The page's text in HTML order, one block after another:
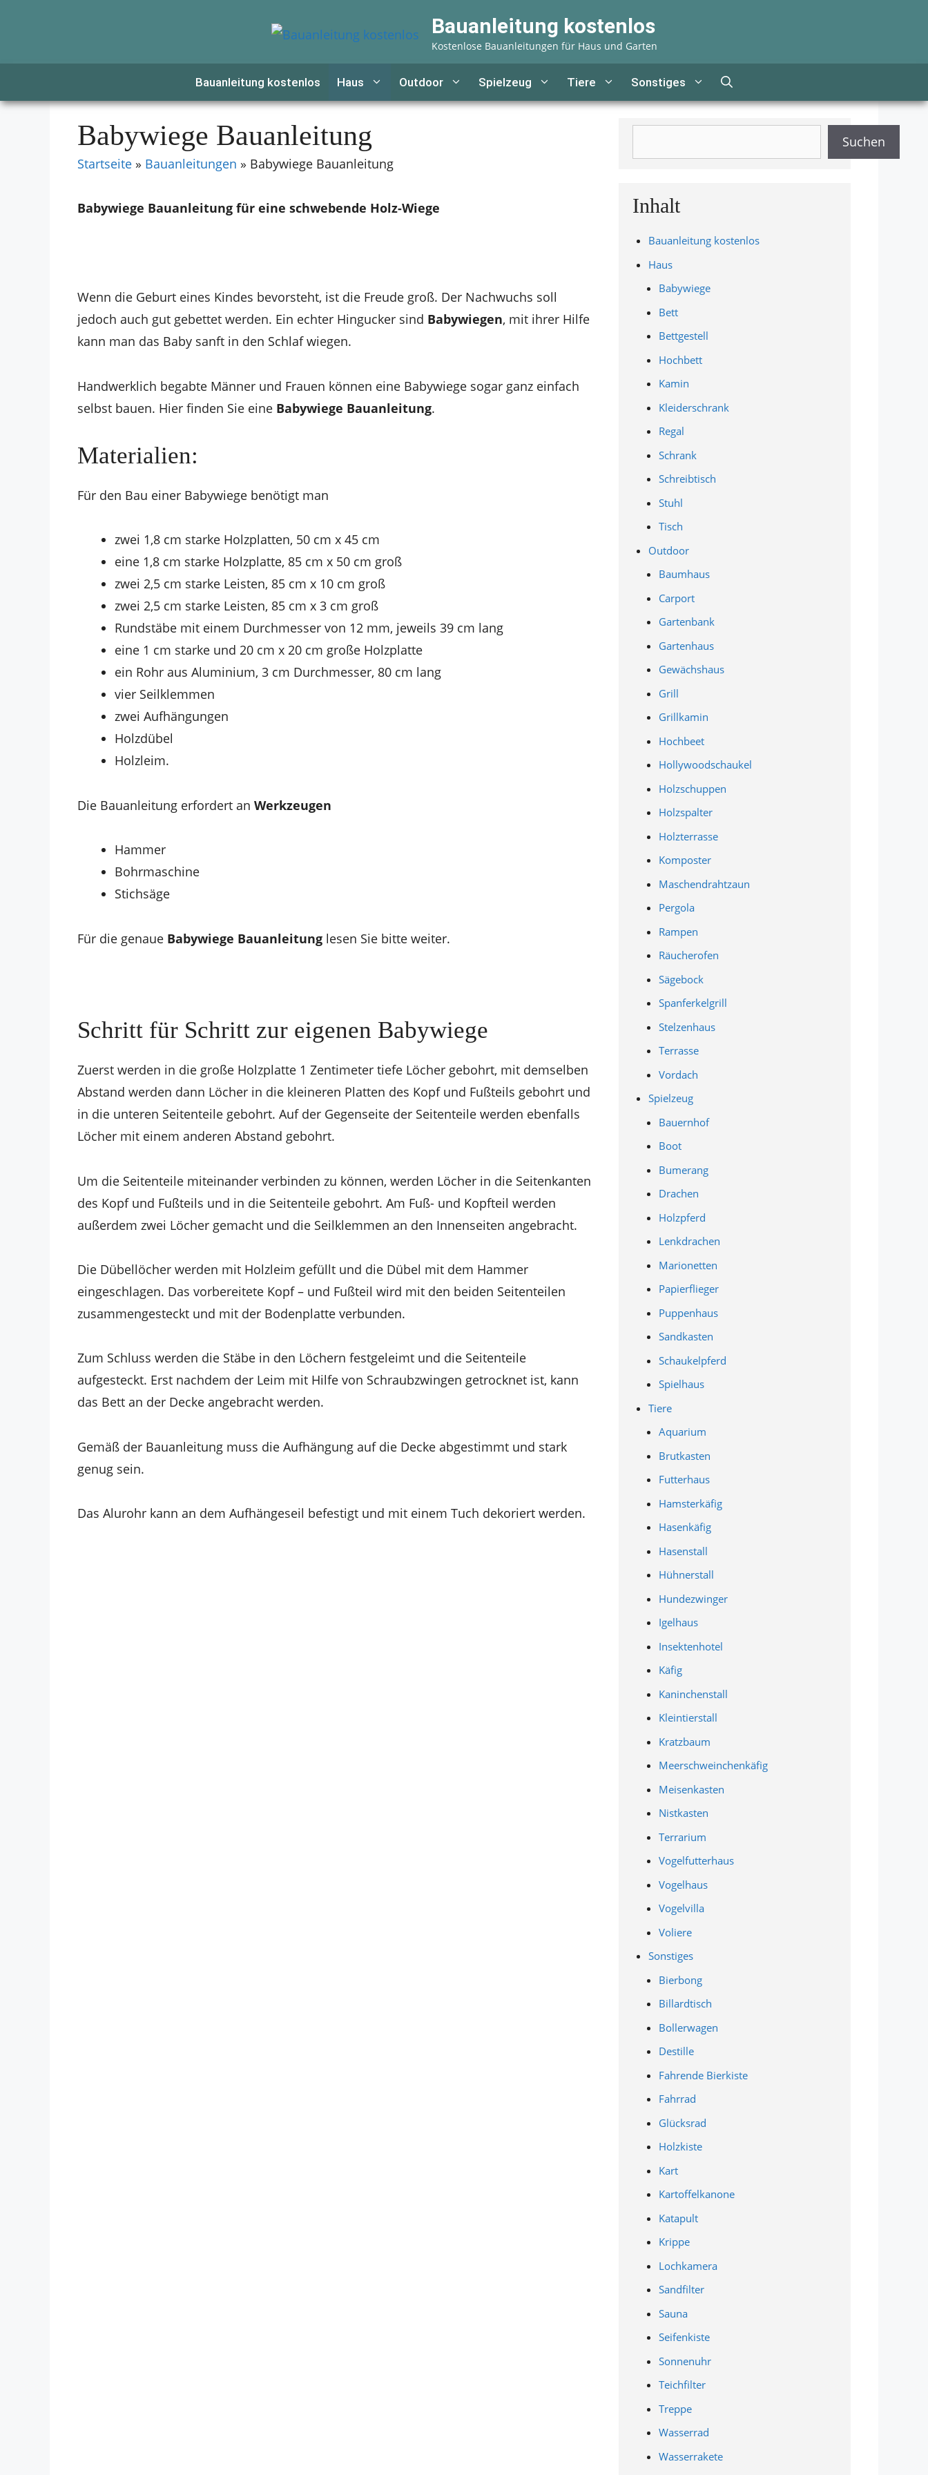
Bauanleitung kostenlos
Kostenlose Bauanleitungen für Haus und Garten
Bauanleitung kostenlos Haus Outdoor Spielzeug Tiere Sonstiges
Babywiege Bauanleitung
Startseite » Bauanleitungen » Babywiege Bauanleitung
Babywiege Bauanleitung für eine schwebende Holz-Wiege
Wenn die Geburt eines Kindes bevorsteht, ist die Freude groß. Der Nachwuchs soll
jedoch auch gut gebettet werden. Ein echter Hingucker sind Babywiegen, mit ihrer Hilfe
kann man das Baby sanft in den Schlaf wiegen.
Handwerklich begabte Männer und Frauen können eine Babywiege sogar ganz einfach
selbst bauen. Hier finden Sie eine Babywiege Bauanleitung.
Materialien:
Für den Bau einer Babywiege benötigt man
zwei 1,8 cm starke Holzplatten, 50 cm x 45 cm
eine 1,8 cm starke Holzplatte, 85 cm x 50 cm groß
zwei 2,5 cm starke Leisten, 85 cm x 10 cm groß
zwei 2,5 cm starke Leisten, 85 cm x 3 cm groß
Rundstäbe mit einem Durchmesser von 12 mm, jeweils 39 cm lang
eine 1 cm starke und 20 cm x 20 cm große Holzplatte
ein Rohr aus Aluminium, 3 cm Durchmesser, 80 cm lang
vier Seilklemmen
zwei Aufhängungen
Holzdübel
Holzleim.
Die Bauanleitung erfordert an Werkzeugen
Hammer
Bohrmaschine
Stichsäge
Für die genaue Babywiege Bauanleitung lesen Sie bitte weiter.
Schritt für Schritt zur eigenen Babywiege
Zuerst werden in die große Holzplatte 1 Zentimeter tiefe Löcher gebohrt, mit demselben
Abstand werden dann Löcher in die kleineren Platten des Kopf und Fußteils gebohrt und
in die unteren Seitenteile gebohrt. Auf der Gegenseite der Seitenteile werden ebenfalls
Löcher mit einem anderen Abstand gebohrt.
Um die Seitenteile miteinander verbinden zu können, werden Löcher in die Seitenkanten
des Kopf und Fußteils und in die Seitenteile gebohrt. Am Fuß- und Kopfteil werden
außerdem zwei Löcher gemacht und die Seilklemmen an den Innenseiten angebracht.
Die Dübellöcher werden mit Holzleim gefüllt und die Dübel mit dem Hammer
eingeschlagen. Das vorbereitete Kopf – und Fußteil wird mit den beiden Seitenteilen
zusammengesteckt und mit der Bodenplatte verbunden.
Zum Schluss werden die Stäbe in den Löchern festgeleimt und die Seitenteile
aufgesteckt. Erst nachdem der Leim mit Hilfe von Schraubzwingen getrocknet ist, kann
das Bett an der Decke angebracht werden.
Gemäß der Bauanleitung muss die Aufhängung auf die Decke abgestimmt und stark
genug sein.
Das Alurohr kann an dem Aufhängeseil befestigt und mit einem Tuch dekoriert werden.
Suchen
Inhalt
Bauanleitung kostenlos
Haus
Babywiege
Bett
Bettgestell
Hochbett
Kamin
Kleiderschrank
Regal
Schrank
Schreibtisch
Stuhl
Tisch
Outdoor
Baumhaus
Carport
Gartenbank
Gartenhaus
Gewächshaus
Grill
Grillkamin
Hochbeet
Hollywoodschaukel
Holzschuppen
Holzspalter
Holzterrasse
Komposter
Maschendrahtzaun
Pergola
Rampen
Räucherofen
Sägebock
Spanferkelgrill
Stelzenhaus
Terrasse
Vordach
Spielzeug
Bauernhof
Boot
Bumerang
Drachen
Holzpferd
Lenkdrachen
Marionetten
Papierflieger
Puppenhaus
Sandkasten
Schaukelpferd
Spielhaus
Tiere
Aquarium
Brutkasten
Futterhaus
Hamsterkäfig
Hasenkäfig
Hasenstall
Hühnerstall
Hundezwinger
Igelhaus
Insektenhotel
Käfig
Kaninchenstall
Kleintierstall
Kratzbaum
Meerschweinchenkäfig
Meisenkasten
Nistkasten
Terrarium
Vogelfutterhaus
Vogelhaus
Vogelvilla
Voliere
Sonstiges
Bierbong
Billardtisch
Bollerwagen
Destille
Fahrende Bierkiste
Fahrrad
Glücksrad
Holzkiste
Kart
Kartoffelkanone
Katapult
Krippe
Lochkamera
Sandfilter
Sauna
Seifenkiste
Sonnenuhr
Teichfilter
Treppe
Wasserrad
Wasserrakete